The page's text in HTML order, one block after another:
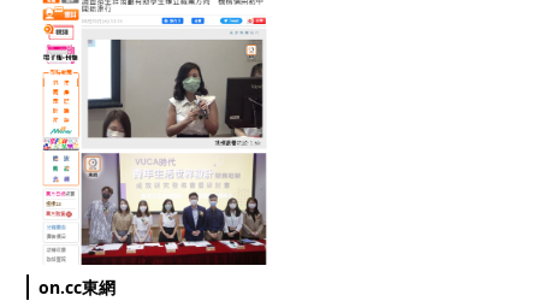
on.cc東網